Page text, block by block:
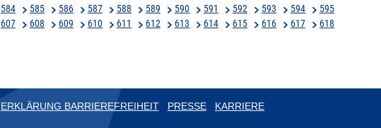
584 585 586 587 588 589 590 591 592 593 594
595
607 608 609 610 611 612 613 614 615 616 617
618
ERKLÄRUNG BARRIEREFREIHEIT PRESSE
KARRIERE